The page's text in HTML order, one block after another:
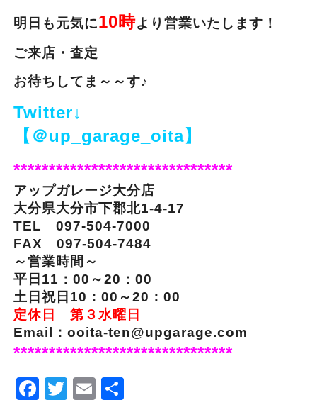
明日も元気に10時より営業いたします！
ご来店・査定
お待ちしてま～～す♪
Twitter↓
【＠up_garage_oita】
*******************************
アップガレージ大分店
大分県大分市下郡北1-4-17
TEL 097-504-7000
FAX 097-504-7484
～営業時間～
平日11：00～20：00
土日祝日10：00～20：00
定休日 第３水曜日
Email：ooita-ten@upgarage.com
*******************************
Facebook
Twitter
EmailShare